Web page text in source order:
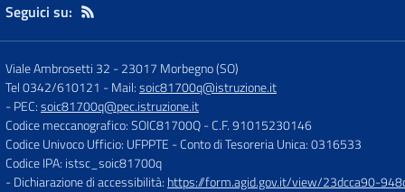
Seguici su:
Viale Ambrosetti 32 -23017 Morbegno (SO)
Tel 0342/610121 - Mail:soic81700q@istruzione.it
- PEC:soic81700q@pec.istruzione.it
Codice meccanografico: SOIC81700Q- C.F. 91015230146
Codice Univoco Ufficio: UFPPTE - Conto di Tesoreria Unica: 0316533
Codice IPA: istsc_soic81700q
- Dichiarazione di accessibilità: https://form.agid.gov.it/view/23dcca90-